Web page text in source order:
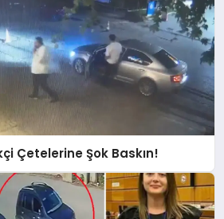
Çetelerine Şok Baskın!